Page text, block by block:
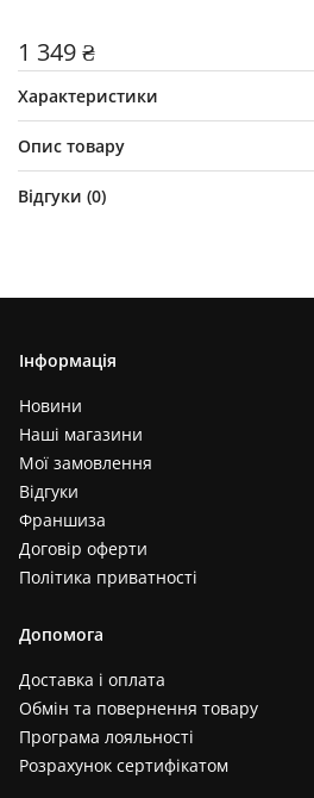
1 349 ₴
Характеристики
Опис товару
Відгуки (0)
Інформація
Новини
Наші магазини
Мої замовлення
Відгуки
Франшиза
Договір оферти
Політика приватності
Допомога
Доставка і оплата
Обмін та повернення товару
Програма лояльності
Розрахунок сертифікатом